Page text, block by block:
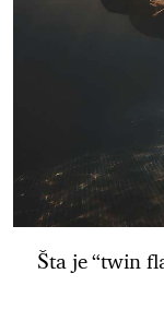
Šta je “twin